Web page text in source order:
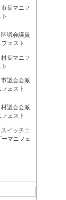
市長マニフ
区議会議員
フェスト
村長マニフ
市議会会派
フェスト
村議会会派
フェスト
スイッチユ
ーマニフェ